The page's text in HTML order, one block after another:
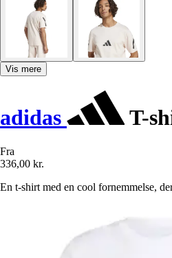
Vis mere
adidas T-
Fra
336,00 kr.
En t-shirt med en cool fornemmelse,